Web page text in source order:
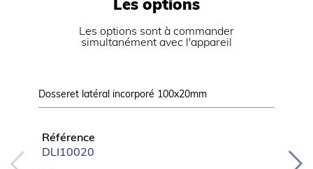
Les options
Les options sont à commander
simultanément avec l'appareil
Dosseret latéral incorporé 100x20mm
Référence
DLI10020
SERPC